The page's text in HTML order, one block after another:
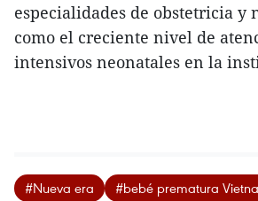
especialidades de obstetricia y
como el creciente nivel de
intensivos neonatales en la
#Nueva era
#bebé prematura